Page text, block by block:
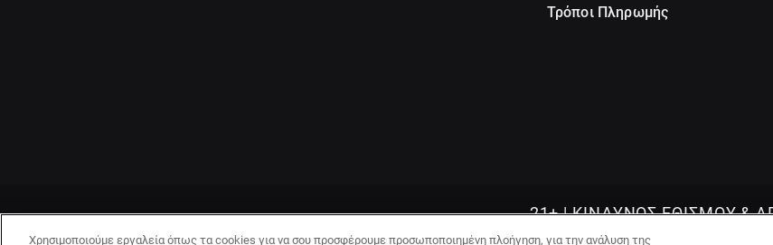
Τρόποι Πληρωμής
21+ | ΚΙΝΔΥΝΟΣ ΕΘΙΣΜΟΥ &
ΠΕΡΙΟΥΣΙΑΣ | ΠΑΙΞΕ
Χρησιμοποιούμε εργαλεία όπως τα cookies για να σου προσφέρουμε προσωποποιημένη πλοήγηση, για την ανάλυση της